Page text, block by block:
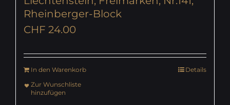
Rheinberger-Block
CHF 24.00
In den Warenkorb
Details
Zur Wunschliste
hinzufügen